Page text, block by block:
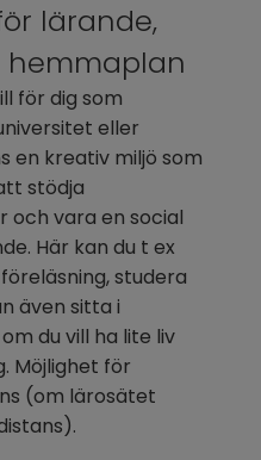
lärande,
för dig som
eller
en kreativ miljö som
stödja
och vara en social
Här kan du t ex
studera
även sitta i
du vill ha lite liv
Möjlighet för
(om lärosätet